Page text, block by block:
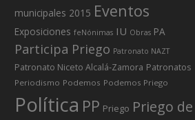
municipales 2015 Eventos
Exposiciones feNónimas IU Obras PA
Participa Priego Patronato NAZT
Patronato Niceto Alcalá-Zamora Patronatos
Periodismo Podemos Podemos Priego
Política PP Priego Priego de